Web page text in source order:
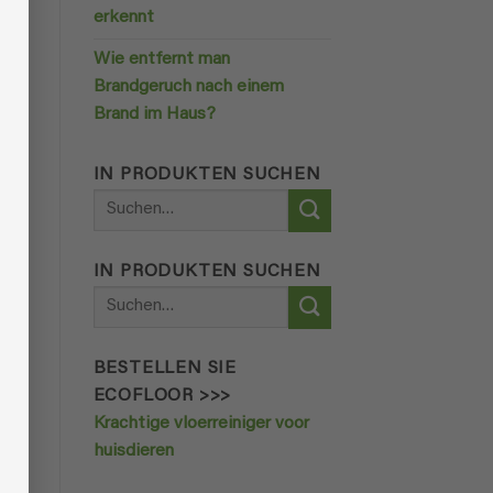
erkennt
Wie entfernt man
Brandgeruch nach einem
Brand im Haus?
IN PRODUKTEN SUCHEN
Suchen
IN PRODUKTEN SUCHEN
Suchen
BESTELLEN SIE
ECOFLOOR >>>
Krachtige vloerreiniger voor
huisdieren